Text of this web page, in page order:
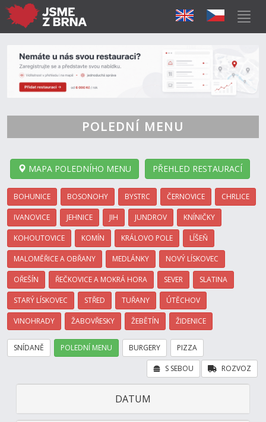
POLEDNÍ MENU
MAPA POLEDNÍHO MENU PŘEHLED RESTAURACÍ
BOHUNICE BOSONOHY BYSTRC ČERNOVICE CHRLICE
IVANOVICE JEHNICE JIH JUNDROV KNÍNIČKY
KOHOUTOVICE KOMÍN KRÁLOVO POLE LÍŠEŇ
MALOMĚŘICE A OBŘANY MEDLÁNKY NOVÝ LÍSKOVEC
OŘEŠÍN ŘEČKOVICE A MOKRÁ HORA SEVER SLATINA
STARÝ LÍSKOVEC STŘED TUŘANY ÚTĚCHOV
VINOHRADY ŽABOVŘESKY ŽEBĚTÍN ŽIDENICE
SNÍDANĚ POLEDNÍ MENU BURGERY PIZZA
ROZVOZ
S SEBOU
DATUM